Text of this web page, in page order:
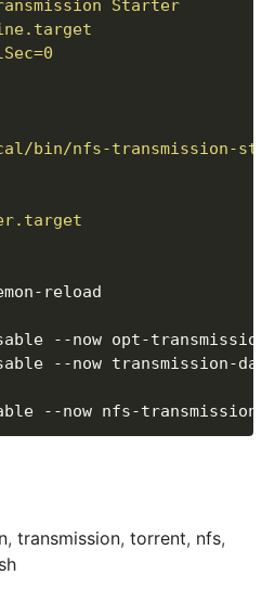
, transmission, torrent, nfs,